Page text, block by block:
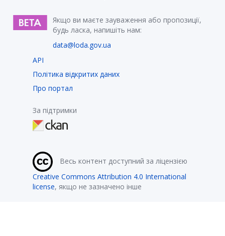
Якщо ви маєте зауваження або пропозиції,
будь ласка, напишіть нам:
data@loda.gov.ua
API
Політика відкритих даних
Про портал
За підтримки
Весь контент доступний за ліцензією
Creative Commons Attribution 4.0 International
license, якщо не зазначено інше